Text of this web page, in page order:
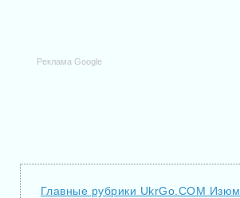
Реклама Google
Главные рубрики UkrGo.COM Изюм